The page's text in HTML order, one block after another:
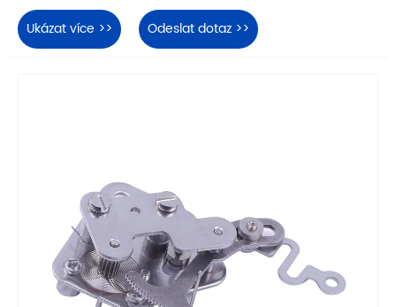
Ukázat více >> Odeslat dotaz >>